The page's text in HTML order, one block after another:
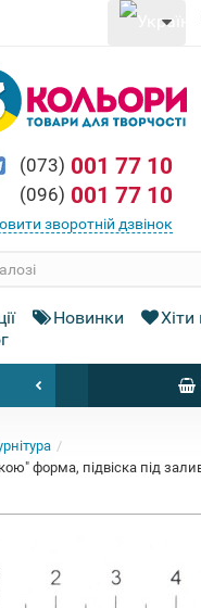
(073) 001 77 10
(096) 001 77 10
зворотній дзвінок
Новинки
форма, підвіска під